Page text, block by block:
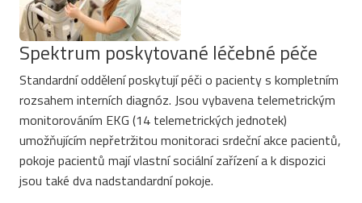
Spektrum poskytované léčebné péče
Standardní oddělení poskytují péči o pacienty s kompletním
rozsahem interních diagnóz. Jsou vybavena telemetrickým
monitorováním EKG (14 telemetrických jednotek)
umožňujícím nepřetržitou monitoraci srdeční akce pacientů,
pokoje pacientů mají vlastní sociální zařízení a k dispozici
jsou také dva nadstandardní pokoje.